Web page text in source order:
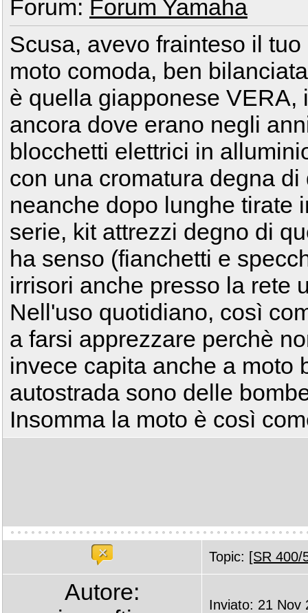
Forum: Forum Yamaha
Scusa, avevo frainteso il
moto comoda, ben
è quella giapponese
ancora dove erano negli
blocchetti elettrici in
con una cromatura degna
neanche dopo lunghe tirate
serie, kit attrezzi degno di
ha senso (fianchetti e
irrisori anche presso la rete
Nell'uso quotidiano, così
a farsi apprezzare perchè
invece capita anche a moto
autostrada sono delle
Insomma la moto è così
Topic: [SR 400/
Autore:
Inviato: 21 Nov